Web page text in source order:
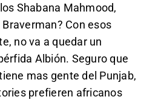
Shabana Mahmood,
Con esos
no va a quedar un
Albión. Seguro que
mas gente del Punjab,
prefieren africanos